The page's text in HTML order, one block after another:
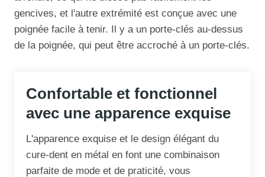
gencives, et l'autre extrémité est conçue avec une
poignée facile à tenir. Il y a un porte-clés au-dessus
de la poignée, qui peut être accroché à un porte-clés.
Confortable et fonctionnel
avec une apparence exquise
L'apparence exquise et le design élégant du
cure-dent en métal en font une combinaison
parfaite de mode et de praticité, vous